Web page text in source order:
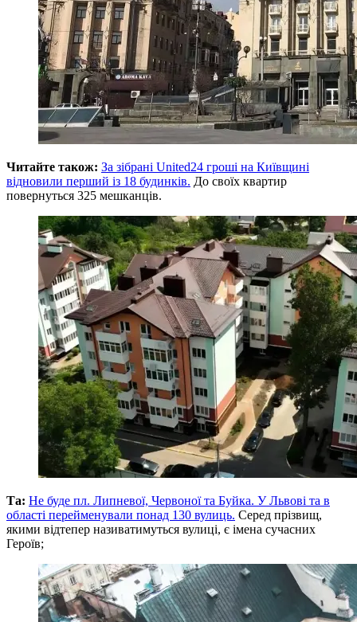
Читайте також: За зібрані United24 гроші на Київщині
відновили перший із 18 будинків. До своїх квартир
повернуться 325 мешканців.
Та: Не буде пл. Липневої, Червоної та Буйка. У Львові та в
області перейменували понад 130 вулиць. Серед прізвищ,
якими відтепер називатимуться вулиці, є імена сучасних
Героїв;